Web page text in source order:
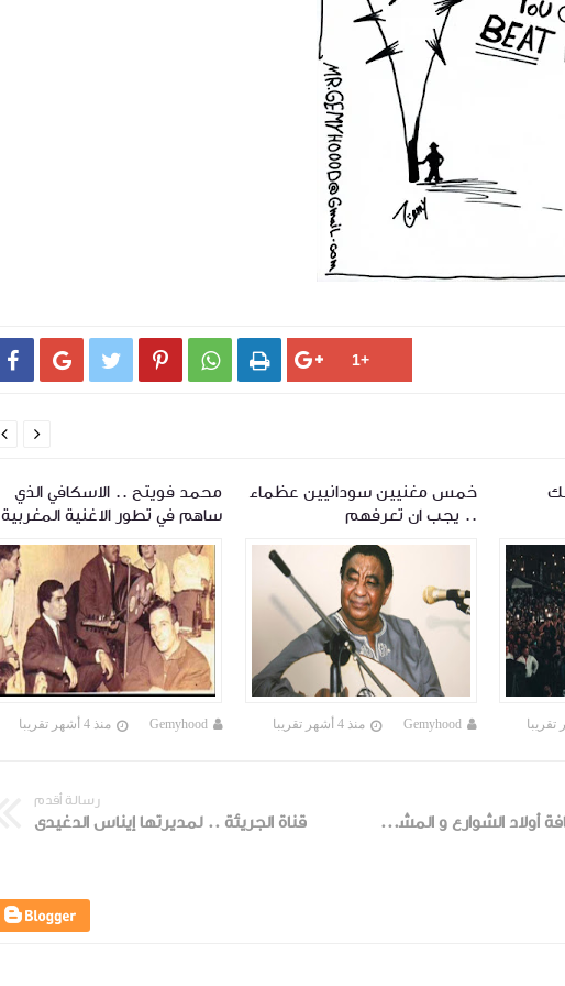
     
خمس مغنيين سودانيين عظماء
.. يجب ان تعرفهم
Gemyhood منذ 4 أشهر تقريبا
محمد فويتح .. الاسكافي الذي
ساهم في تطور الاغنية المغربية
Gemyhood منذ 4 أشهر تقريبا


Street Sense صحافة أولاد الشوارع و المشردين
رسالة أقدم
قناة الجريئة .. لمديرتها إيناس الدغيدى